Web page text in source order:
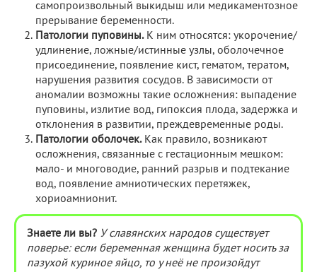
самопроизвольный выкидыш или медикаментозное
прерывание беременности.
Патологии пуповины.К ним относятся: укорочение/
удлинение, ложные/истинные узлы, оболочечное
присоединение, появление кист, гематом, тератом,
нарушения развития сосудов. В зависимости от
аномалии возможны такие осложнения: выпадение
пуповины, излитие вод, гипоксия плода, задержка и
отклонения в развитии, преждевременные роды.
Патологии оболочек.Как правило, возникают
осложнения, связанные с гестационным мешком:
мало- и многоводие, ранний разрыв и подтекание
вод, появление амниотических перетяжек,
хориоамнионит.
Знаете ли вы? У славянских народов существует
поверье: если беременная женщина будет носить за
пазухой куриное яйцо, то у неё не произойдут